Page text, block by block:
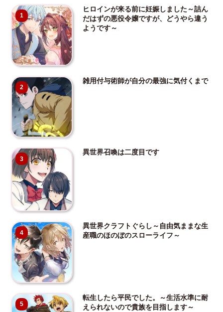
1
ヒロインが来る前に妊娠しました～詰ん
だはずの悪役令嬢ですが、どうやら違う
ようです～
2
雑用付与術師が自分の最強に気付くまで
3
異世界召喚は二度目です
4
異世界クラフトぐらし～自由気ままな生
産職のほのぼのスローライフ～
5
転生したら平民でした。～生活水準に耐
えられないので貴族を目指します～